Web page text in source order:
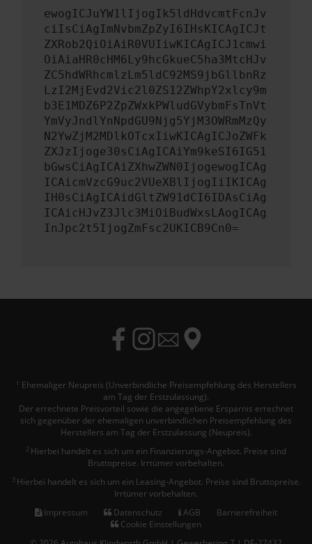
ewogICJuYW1lIjogIk5ldHdvcmtFcnJv
ciIsCiAgImNvbmZpZyI6IHsKICAgICJt
ZXRob2QiOiAiR0VUIiwKICAgICJ1cmwi
OiAiaHR0cHM6Ly9hcGkueC5ha3MtcHJv
ZC5hdWRhcmlzLm5ldC92MS9jbGllbnRz
LzI2MjEvd2Vic2l0ZS12ZWhpY2xlcy9m
b3E1MDZ6P2ZpZWxkPWludGVybmFsTnVt
YmVyJndlYnNpdGU9Njg5YjM3OWRmMzQy
N2YwZjM2MDlkOTcxIiwKICAgICJoZWFk
ZXJzIjoge30sCiAgICAiYm9keSI6IG51
bGwsCiAgICAiZXhwZWN0IjogewogICAg
ICAicmVzcG9uc2VUeXBlIjogIiIKICAg
IH0sCiAgICAidGltZW91dCI6IDAsCiAg
ICAicHJvZ3Jlc3MiOiBudWxsLAogICAg
InJpc2t5IjogZmFsc2UKICB9Cn0=
1 Ehemaliger Neupreis (Unverbindliche Preisempfehlung des Herstellers
am Tag der Erstzulassung).
Der errechnete Preisvorteil sowie die angegebene Ersparnis errechnet
sich gegenüber der ehemaligen unverbindlichen Preisempfehlung des
Herstellers am Tag der Erstzulassung (Neupreis).
2 Hierbei handelt es sich um ein Finanzierungs-Angebot. Preise sind
Bruttopreise. Irrtümer vorbehalten.
3 Hierbei handelt es sich um ein Leasing-Angebot. Preise sind Bruttopreise.
Irrtümer vorbehalten.
Impressum
Datenschutz AGB
Barrierefreiheit
Cookie Einstellungen